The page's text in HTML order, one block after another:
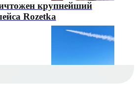
крупнейший
Rozetka